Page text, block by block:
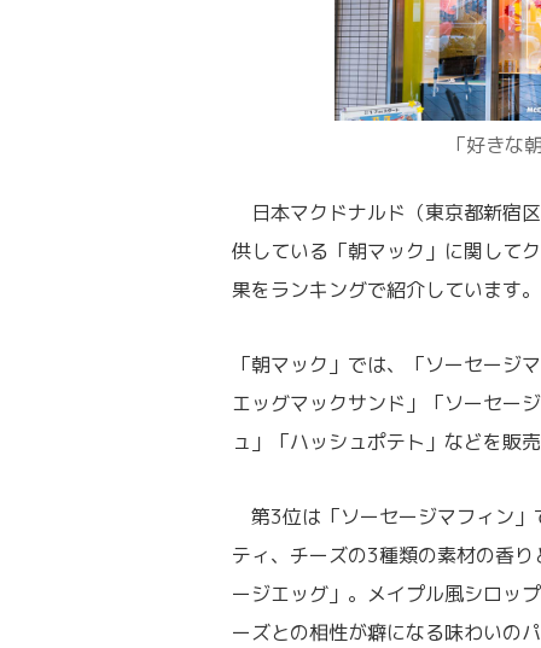
「好きな
日本マクドナルド（東京都新宿
供している「朝マック」に関して
果をランキングで紹介しています。
「朝マック」では、「ソーセージ
エッグマックサンド」「ソーセー
ュ」「ハッシュポテト」などを販
第3位は「ソーセージマフィン」
ティ、チーズの3種類の素材の香
ージエッグ」。メイプル風シロッ
ーズとの相性が癖になる味わいの